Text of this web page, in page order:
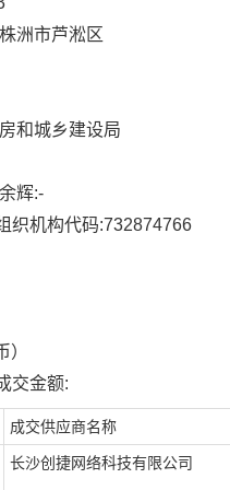
洲市芦淞区
和城乡建设局
辉:-
织机构代码:732874766
）
交金额:
成交供应商名称
长沙创捷网络科技有限公司